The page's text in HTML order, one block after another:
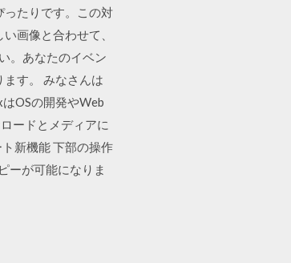
ったりです。この対
画像と合わせて、
。あなたのイベン
す。 みなさんは
OSの開発やWeb
ードとメディアに
新機能 下部の操作
ーが可能になりま